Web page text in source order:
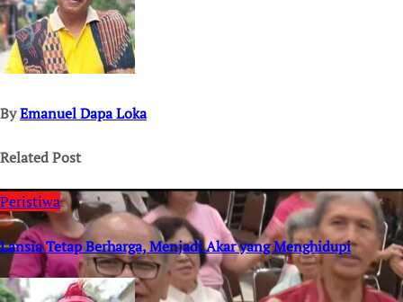
ByEmanuel Dapa Loka
Related Post
Peristiwa
Lansia Tetap Berharga, Menjadi Akar yang Menghidupi